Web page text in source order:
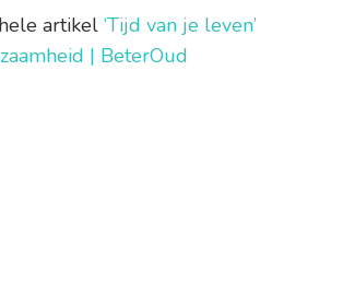
artikel‘Tijd van je leven’
| BeterOud